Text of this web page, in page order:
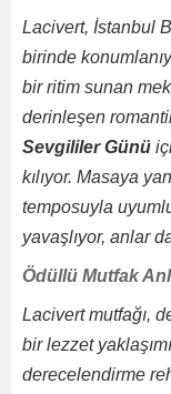
Lacivert, İstanbul
birinde
bir ritim sunan
derinleşen
Sevgililer Günü
kılıyor. Masaya
temposuyla
yavaşlıyor, anlar
Ödüllü Mutfak
Lacivert mutfağı,
bir lezzet
derecelendirme